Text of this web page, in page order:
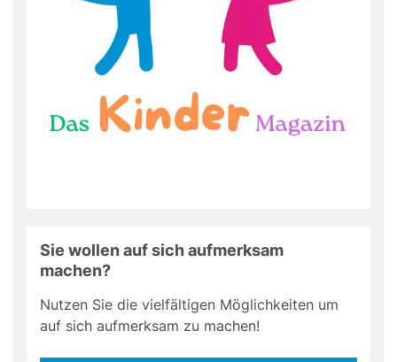
Sie wollen auf sich aufmerksam
machen?
Nutzen Sie die vielfältigen Möglichkeiten um
auf sich aufmerksam zu machen!